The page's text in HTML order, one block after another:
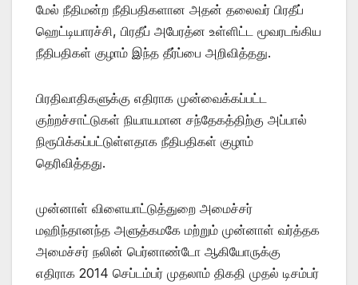
மேல் நீதிமன்ற நீதிபதிகளான அதன் தலைவர் பிரதீப்
ஹெட்டியாரச்சி, பிரதீப் அபேரத்ன உள்ளிட்ட மூவரடங்கிய
நீதிபதிகள் குழாம் இந்த தீர்ப்பை அறிவித்தது.
பிரதிவாதிகளுக்கு எதிராக முன்வைக்கப்பட்ட
குற்றச்சாட்டுகள் நியாயமான சந்தேகத்திற்கு அப்பால்
நிரூபிக்கப்பட்டுள்ளதாக நீதிபதிகள் குழாம்
தெரிவித்தது.
முன்னாள் விளையாட்டுத்துறை அமைச்சர்
மஹிந்தானந்த அளுத்கமகே மற்றும் முன்னாள் வர்த்தக
அமைச்சர் நலின் பெர்னாண்டோ ஆகியோருக்கு
எதிராக 2014 செப்டம்பர் முதலாம் திகதி முதல் டிசம்பர்